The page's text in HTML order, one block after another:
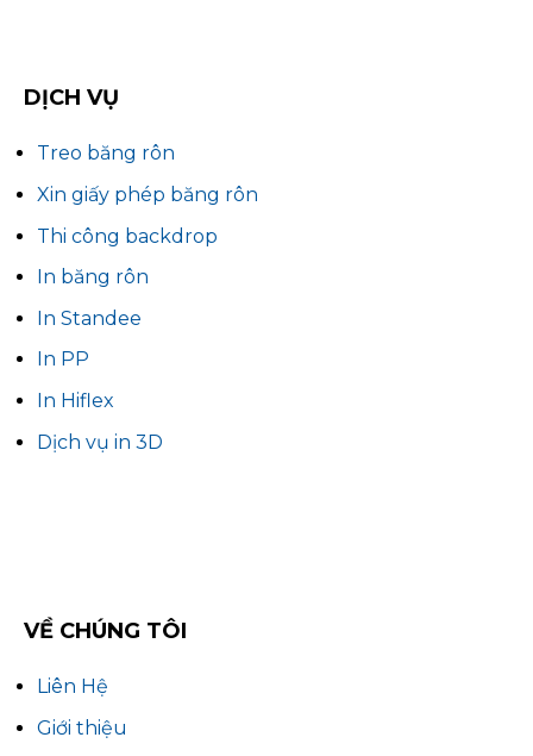
DỊCH VỤ
Treo băng rôn
Xin giấy phép băng rôn
Thi công backdrop
In băng rôn
In Standee
In PP
In Hiflex
Dịch vụ in 3D
VỀ CHÚNG TÔI
Liên Hệ
Giới thiệu